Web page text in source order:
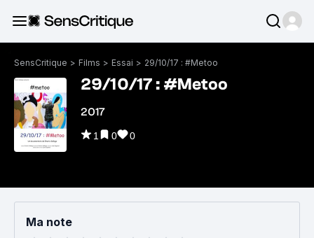
SensCritique > Films > Essai > 29/10/17 : #Metoo
29/10/17 : #Metoo
2017
1 0 0
Ma note